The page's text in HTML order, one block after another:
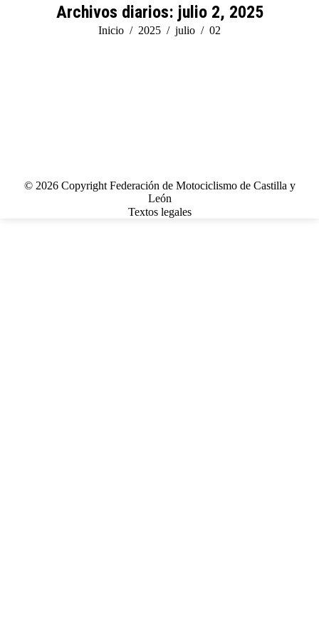
Archivos diarios: julio 2, 2025
Estás aquí:
Inicio 2025 julio 02
© 2026 Copyright Federación de Motociclismo de Castilla y
León
Textos legales